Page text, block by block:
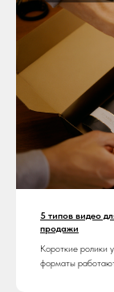
5 типов видео
продажи
Короткие ролики
форматы